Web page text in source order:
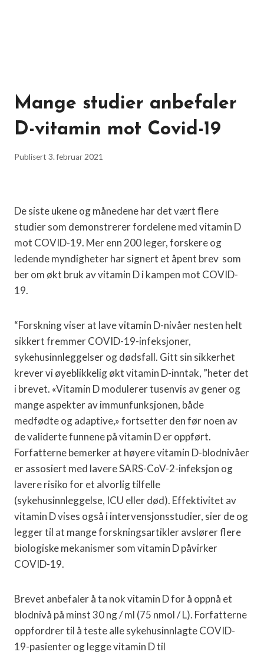
Mange studier anbefaler
D-vitamin mot Covid-19
Publisert 3. februar 2021
De siste ukene og månedene har det vært flere
studier som demonstrerer fordelene med vitamin D
mot COVID-19. Mer enn 200 leger, forskere og
ledende myndigheter har signert et åpent brev som
ber om økt bruk av vitamin D i kampen mot COVID-
19.
“Forskning viser at lave vitamin D-nivåer nesten helt
sikkert fremmer COVID-19-infeksjoner,
sykehusinnleggelser og dødsfall. Gitt sin sikkerhet
krever vi øyeblikkelig økt vitamin D-inntak, ”heter det
i brevet. «Vitamin D modulerer tusenvis av gener og
mange aspekter av immunfunksjonen, både
medfødte og adaptive,» fortsetter den før noen av
de validerte funnene på vitamin D er oppført.
Forfatterne bemerker at høyere vitamin D-blodnivåer
er assosiert med lavere SARS-CoV-2-infeksjon og
lavere risiko for et alvorlig tilfelle
(sykehusinnleggelse, ICU eller død). Effektivitet av
vitamin D vises også i intervensjonsstudier, sier de og
legger til at mange forskningsartikler avslører flere
biologiske mekanismer som vitamin D påvirker
COVID-19.
Brevet anbefaler å ta nok vitamin D for å oppnå et
blodnivå på minst 30 ng / ml (75 nmol / L). Forfatterne
oppfordrer til å teste alle sykehusinnlagte COVID-
19-pasienter og legge vitamin D til